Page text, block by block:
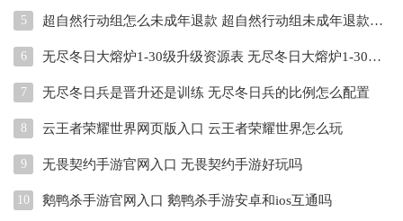
5 超自然行动组怎么未成年退款 超自然行动组未成年退款教程
6 无尽冬日大熔炉1-30级升级资源表 无尽冬日大熔炉1-30级升级前置条件
7 无尽冬日兵是晋升还是训练 无尽冬日兵的比例怎么配置
8 云王者荣耀世界网页版入口 云王者荣耀世界怎么玩
9 无畏契约手游官网入口 无畏契约手游好玩吗
10 鹅鸭杀手游官网入口 鹅鸭杀手游安卓和ios互通吗